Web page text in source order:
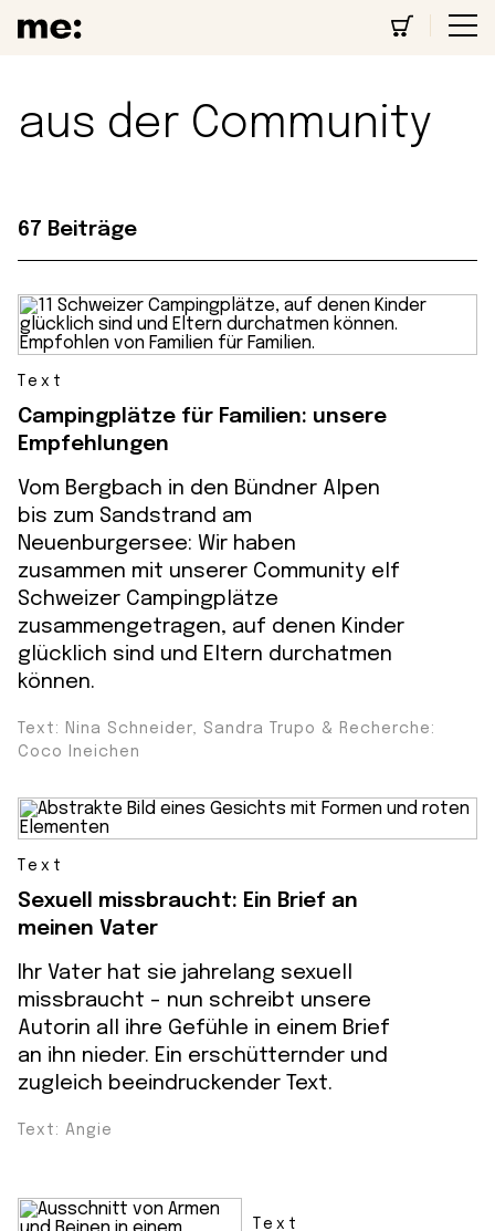
aus der Community
67 Beiträge
Text
Campingplätze für Familien: unsere
Empfehlungen
Vom Bergbach in den Bündner Alpen
bis zum Sandstrand am
Neuenburgersee: Wir haben
zusammen mit unserer Community elf
Schweizer Campingplätze
zusammengetragen, auf denen Kinder
glücklich sind und Eltern durchatmen
können.
Text: Nina Schneider, Sandra Trupo & Recherche:
Coco Ineichen
Text
Sexuell missbraucht: Ein Brief an
meinen Vater
Ihr Vater hat sie jahrelang sexuell
missbraucht – nun schreibt unsere
Autorin all ihre Gefühle in einem Brief
an ihn nieder. Ein erschütternder und
zugleich beeindruckender Text.
Text: Angie
Text